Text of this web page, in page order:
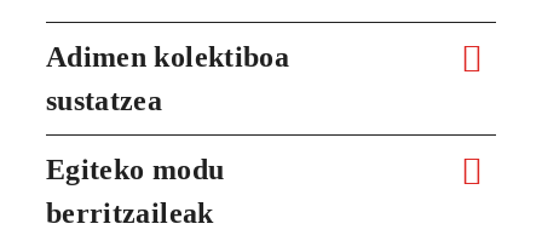
Adimen kolektiboa
sustatzea
Egiteko modu
berritzaileak